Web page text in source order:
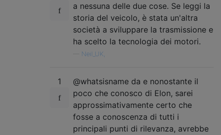
a nessuna delle due cose. Se leggi la
storia del veicolo, è stata un'altra
società a sviluppare la trasmissione e
ha scelto la tecnologia dei motori.
Neil_UK,
1
@whatsisname da e nonostante il
poco che conosco di Elon, sarei
approssimativamente certo che
fosse a conoscenza di tutti i
principali punti di rilevanza, avrebbe